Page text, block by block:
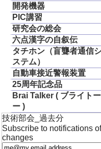
開発機器
PIC講習
研究会の総会
六点漢字の自叙伝
タチホン（盲聾者通信
ステム）
自動車接近警報装置
25周年記念品
Brai Talker ( ブライト
ー )
技術部会_過去分
Subscribe to notifications of
changes